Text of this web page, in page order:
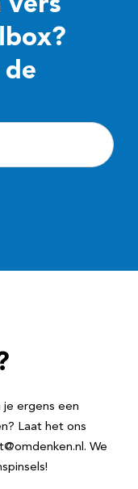
vers
ergens een
Laat het ons
We